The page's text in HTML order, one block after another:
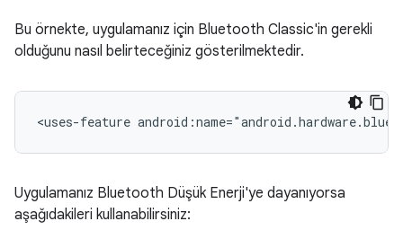
Bu örnekte, uygulamanız için Bluetooth Classic'in gerekli
olduğunu nasıl belirteceğiniz gösterilmektedir.
<uses-feature
Uygulamanız Bluetooth Düşük Enerji'ye dayanıyorsa
aşağıdakileri kullanabilirsiniz: